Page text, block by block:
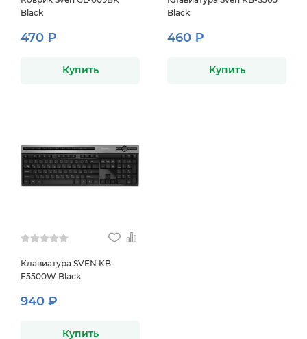
Black
470 ₽
Купить
Black
460 ₽
Купить
Клавиатура SVEN KB-
E5500W Black
940 ₽
Купить